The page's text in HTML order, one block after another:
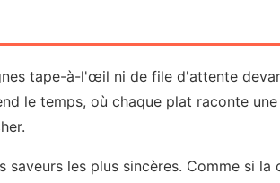
tape-à-l'œil ni de file d'attente
le temps, où chaque plat raconte
les plus sincères. Comme si la